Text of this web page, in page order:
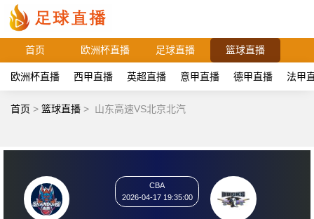
首页 欧洲杯直播 足球直播 篮球直播
欧洲杯直播 西甲直播 英超直播 意甲直播 德甲直播 法甲
首页 > 篮球直播 > 山东高速VS北京北汽